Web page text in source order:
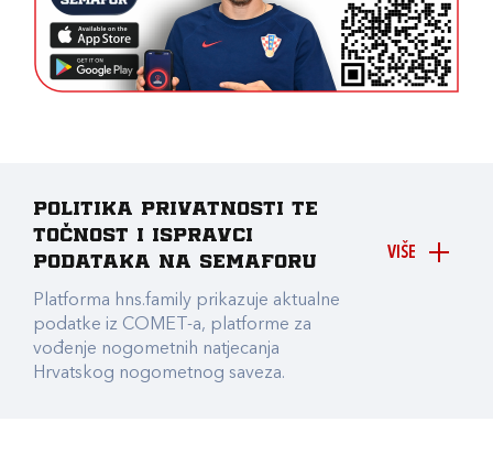
VIŠE
Politika privatnosti te
točnost i ispravci
podataka na Semaforu
Platforma hns.family prikazuje aktualne
podatke iz COMET-a, platforme za
vođenje nogometnih natjecanja
Hrvatskog nogometnog saveza.